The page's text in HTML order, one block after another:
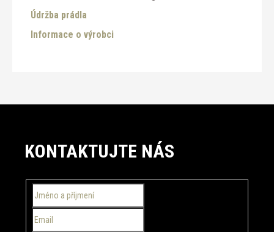
Údržba prádla
Informace o výrobci
KONTAKTUJTE NÁS